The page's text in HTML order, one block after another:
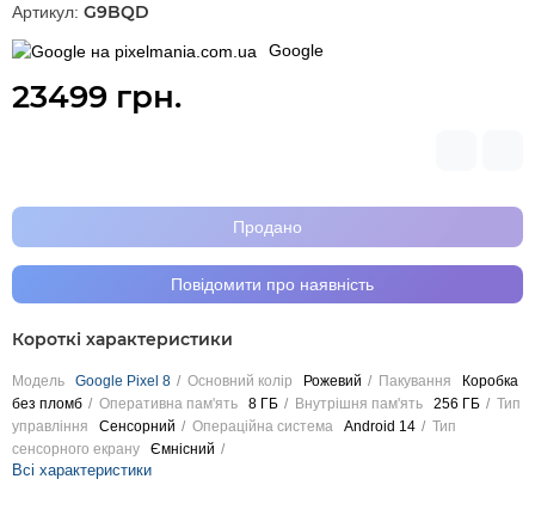
Артикул: G9BQD
Google
23499 грн.
Продано
Повідомити про наявність
Короткі характеристики
Модель Google Pixel 8 Основний колір Рожевий Пакування
Коробка
без пломб
Оперативна пам'ять 8 ГБ Внутрішня пам'ять 256 ГБ
Тип
управління
Сенсорний Операційна система Android 14
Тип
сенсорного екрану
Ємнісний
Всі характеристики